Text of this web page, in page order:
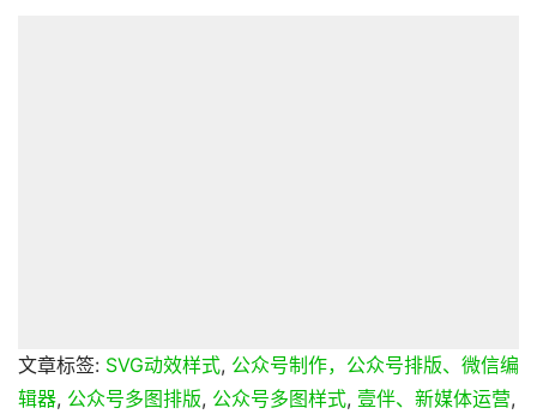
文章标签: SVG动效样式, 公众号制作，公众号排版、微信编
辑器, 公众号多图排版, 公众号多图样式, 壹伴、新媒体运营,